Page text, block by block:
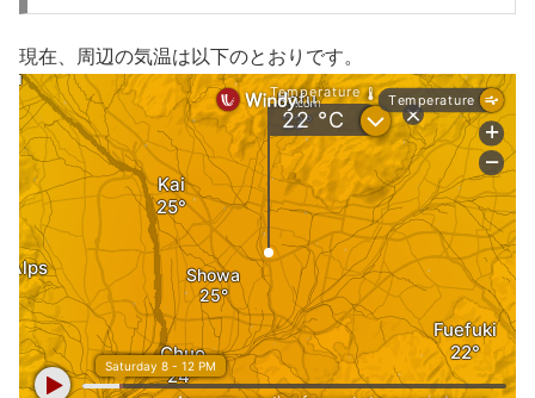
現在、周辺の気温は以下のとおりです。